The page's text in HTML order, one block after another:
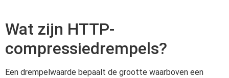
Wat zijn HTTP-
compressiedrempels?
Een drempelwaarde bepaalt de grootte waarboven een